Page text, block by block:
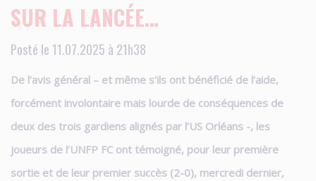
SUR LA LANCÉE…
Posté le 11.07.2025 à 21h38
De l’avis général – et même s’ils ont bénéficié de l’aide,
forcément involontaire mais lourde de conséquences de
deux des trois gardiens alignés par l’US Orléans -, les
joueurs de l’UNFP FC ont témoigné, pour leur première
sortie et de leur premier succès (2-0), mercredi dernier,